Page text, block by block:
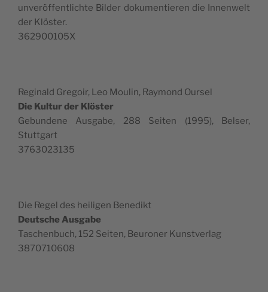
unveröf­fentlichte Bilder doku­men­tieren die Innen­welt
der Klöster.
362900105X
Regi­nald Gre­goir, Leo Moulin, Ray­mond Oursel
Die Kul­tur der Klöster
Gebun­dene Aus­gabe, 288 Seit­en (1995), Belser,
Stuttgart
3763023135
Die Regel des heili­gen Benedikt
Deutsche Aus­gabe
Taschen­buch, 152 Seit­en, Beu­roner Kunstverlag
3870710608